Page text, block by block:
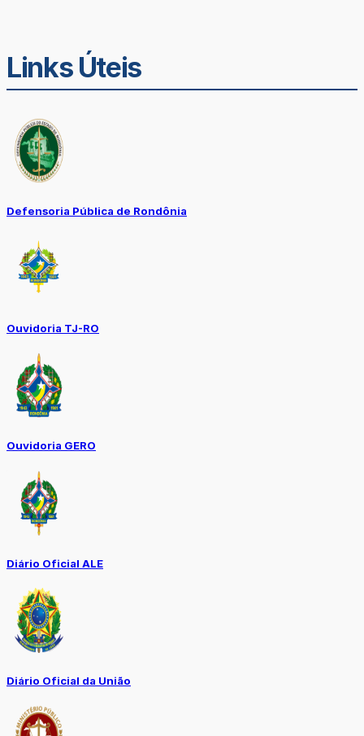
Links Úteis
Defensoria Pública de Rondônia
Ouvidoria TJ-RO
Ouvidoria GERO
Diário Oficial ALE
Diário Oficial da União